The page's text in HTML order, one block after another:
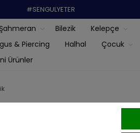
#SENGULYETER
Şahmeran Bilezik
Kelepçe
& Piercing Halhal
Çocuk
Ürünler
22 Ayar